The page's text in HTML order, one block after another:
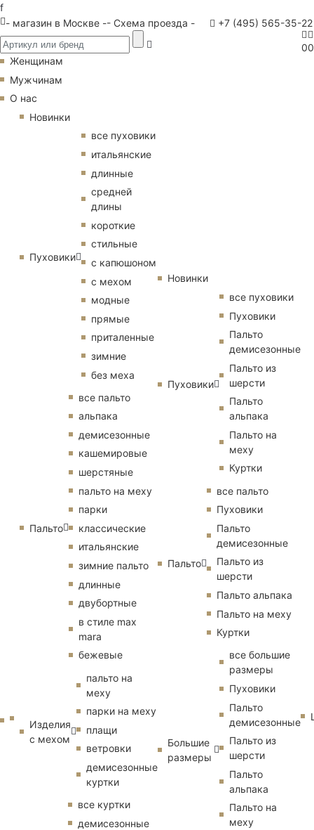
f
- магазин в Москве -- Схема проезда - +7 (495) 565-35-22
00
Женщинам
Мужчинам
О нас
Новинки
Пуховики
все пуховики
итальянские
длинные
средней
длины
короткие
стильные
с капюшоном
с мехом
модные
прямые
приталенные
зимние
без меха
Пальто
все пальто
альпака
демисезонные
кашемировые
шерстяные
пальто на меху
парки
классические
итальянские
зимние пальто
длинные
двубортные
в стиле max
mara
бежевые
Изделия
с мехом
пальто на
меху
парки на меху
плащи
ветровки
демисезонные
куртки
все куртки
демисезонные
Новинки
Пуховики
все пуховики
Пуховики
Пальто
демисезонные
Пальто из
шерсти
Пальто
альпака
Пальто на
меху
Куртки
Пальто
все пальто
Пуховики
Пальто
демисезонные
Пальто из
шерсти
Пальто альпака
Пальто на меху
Куртки
Большие
размеры
все большие
размеры
Пуховики
Пальто
демисезонные
Пальто из
шерсти
Пальто
альпака
Пальто на
меху